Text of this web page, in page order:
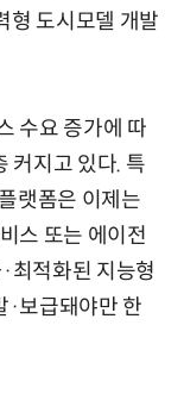
형 도시모델 개발
수요 증가에 따
커지고 있다. 특
랫폼은 이제는
스 또는 에이전
최적화된 지능형
·보급돼야만 한